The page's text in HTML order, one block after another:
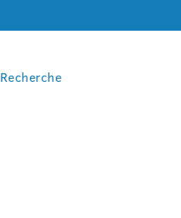
Recherche